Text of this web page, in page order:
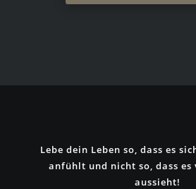
Lebe dein Leben so, dass es
anfühlt und nicht so, dass es
aussieht!